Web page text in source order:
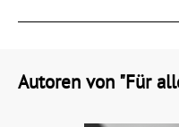
Autoren von "Für